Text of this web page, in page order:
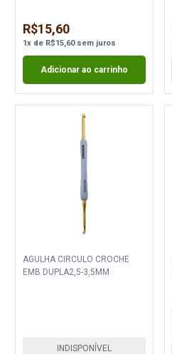
R$15,60
1x de R$15,60sem juros
Adicionar ao carrinho
AGULHA CIRCULO CROCHE
EMB DUPLA2,5-3,5MM
INDISPONÍVEL